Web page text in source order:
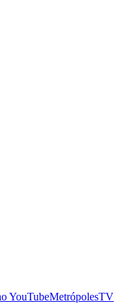
YouTubeMetrópolesTV